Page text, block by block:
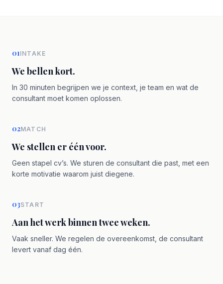
01INTAKE
We bellen kort.
In 30 minuten begrijpen we je context, je team en wat de
consultant moet komen oplossen.
02MATCH
We stellen er één voor.
Geen stapel cv’s. We sturen de consultant die past, met een
korte motivatie waarom juist diegene.
03START
Aan het werk binnen twee weken.
Vaak sneller. We regelen de overeenkomst, de consultant
levert vanaf dag één.